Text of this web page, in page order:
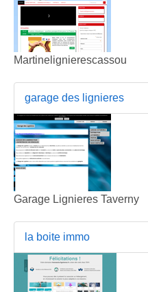
Martinelignierescassou
garage des lignieres
Garage Lignieres Taverny
la boite immo